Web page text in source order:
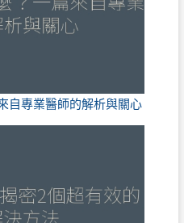
自專業醫師的解析與關心